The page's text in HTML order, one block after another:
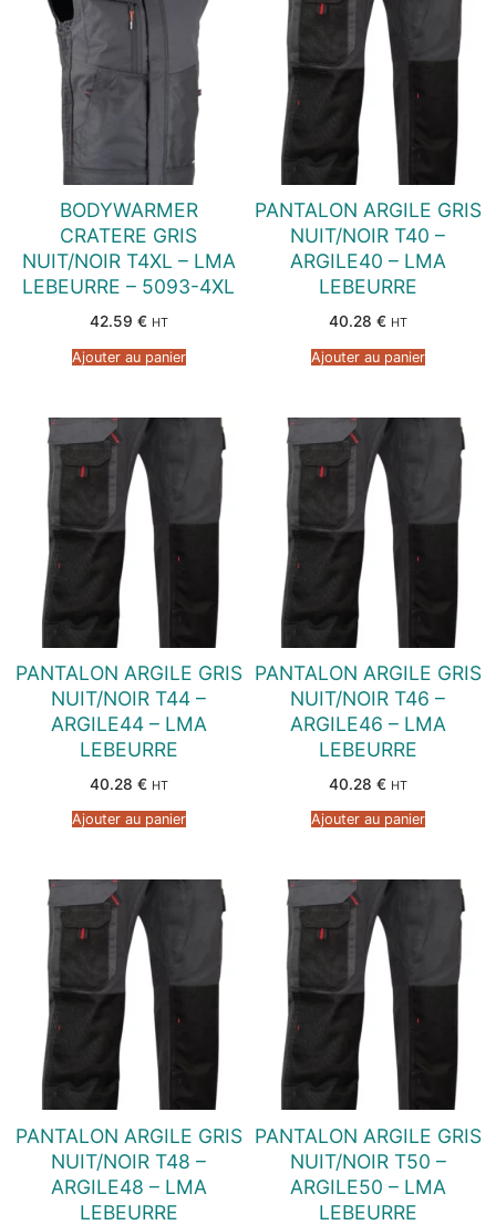
BODYWARMER
CRATERE GRIS
NUIT/NOIR T4XL – LMA
LEBEURRE – 5093-4XL
42.59 € HT
Ajouter au panier
PANTALON ARGILE GRIS
NUIT/NOIR T40 –
ARGILE40 – LMA
LEBEURRE
40.28 € HT
Ajouter au panier
PANTALON ARGILE GRIS
NUIT/NOIR T44 –
ARGILE44 – LMA
LEBEURRE
40.28 € HT
Ajouter au panier
PANTALON ARGILE GRIS
NUIT/NOIR T46 –
ARGILE46 – LMA
LEBEURRE
40.28 € HT
Ajouter au panier
PANTALON ARGILE GRIS
NUIT/NOIR T48 –
ARGILE48 – LMA
LEBEURRE
PANTALON ARGILE GRIS
NUIT/NOIR T50 –
ARGILE50 – LMA
LEBEURRE